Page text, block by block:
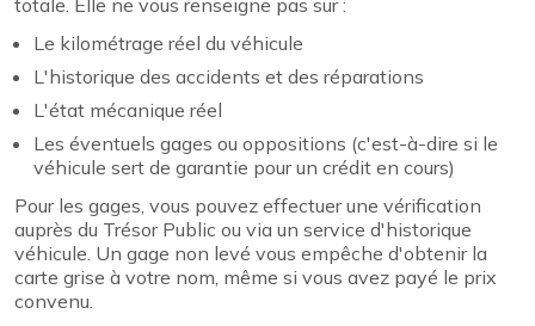
totale. Elle ne vous renseigne pas sur :
Le kilométrage réel du véhicule
L'historique des accidents et des réparations
L'état mécanique réel
Les éventuels gages ou oppositions (c'est-à-dire si le
véhicule sert de garantie pour un crédit en cours)
Pour les gages, vous pouvez effectuer une vérification
auprès du Trésor Public ou via un service d'historique
véhicule. Un gage non levé vous empêche d'obtenir la
carte grise à votre nom, même si vous avez payé le prix
convenu.